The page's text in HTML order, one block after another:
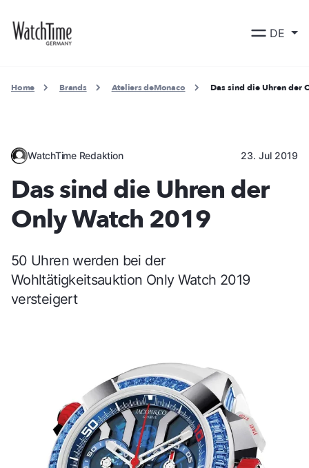
DE
Home Brands Ateliers deMonaco Das sind die Uhren der
WatchTime Redaktion 23. Jul 2019
Das sind die Uhren der
Only Watch 2019
50 Uhren werden bei der
Wohltätigkeitsauktion Only Watch 2019
versteigert